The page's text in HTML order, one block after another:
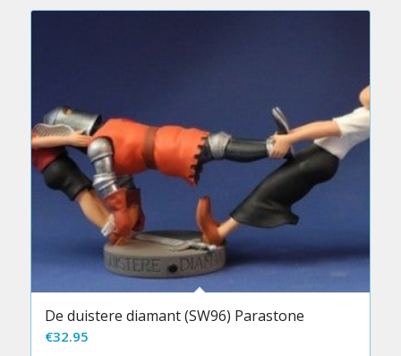
De duistere diamant (SW96) Parastone
€32.95